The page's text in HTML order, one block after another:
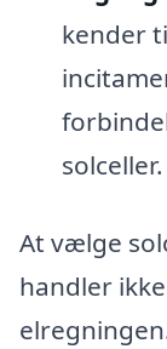
kender
solceller.
At vælge
handler